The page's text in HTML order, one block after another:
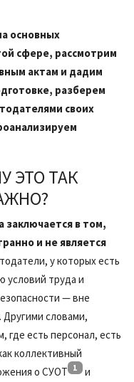
основных
сфере, рассмотрим
актам и дадим
разберем
своих
ЭТО ТАК
заключается в том,
и не является
у которых есть
условий труда и
— вне
словами,
где есть персонал, есть
коллективный
о СУОТ
1 и